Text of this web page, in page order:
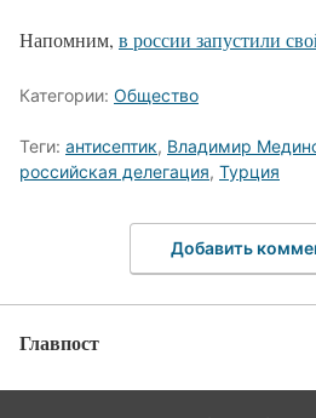
Напомним, в россии запустили
Категории: Общество
Теги: антисептик, Владимир
российская делегация, Турция
Добавить
Главпост